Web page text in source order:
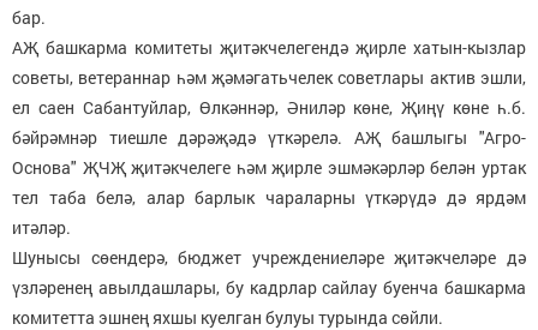
бар.
АҖ башкарма комитеты җитәкчелегендә җирле хатын-кызлар
советы, ветераннар һәм җәмәгатьчелек советлары актив эшли,
ел саен Сабантуйлар, Өлкәннәр, Әниләр көне, Җиңү көне һ.б.
бәйрәмнәр тиешле дәрәҗәдә үткәрелә. АҖ башлыгы "Агро-
Основа" ҖЧҖ җитәкчелеге һәм җирле эшмәкәрләр белән уртак
тел таба белә, алар барлык чараларны үткәрүдә дә ярдәм
итәләр.
Шунысы сөендерә, бюджет учреждениеләре җитәкчеләре дә
үзләренең авылдашлары, бу кадрлар сайлау буенча башкарма
комитетта эшнең яхшы куелган булуы турында сөйли.